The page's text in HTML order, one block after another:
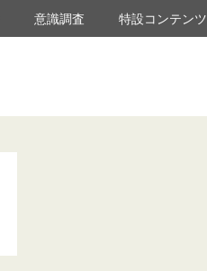
意識調査 特設コンテンツ